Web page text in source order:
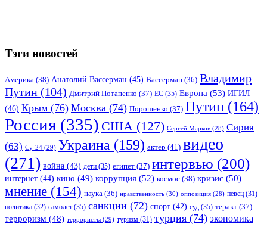
Тэги новостей
Америка (38) Анатолий Вассерман (45) Вассерман (36) Владимир
Путин (104) Дмитрий Потапенко (37) ЕС (35) Европа (53) ИГИЛ
(46) Крым (76) Москва (74) Порошенко (37) Путин (164)
Россия (335) США (127) Сергей Марков (28) Сирия
(63) Су-24 (29) Украина (159) актер (41) видео
(271) война (43) дети (35) египет (37) интервью (200)
интернет (44) кино (49) коррупция (52) космос (38) кризис (50)
мнение (154) наука (36) нравственность (30) оппозиция (28) певец (31)
политика (32) самолет (35) санкции (72) спорт (42) суд (35) теракт (37)
терроризм (48) террористы (29) туризм (31) турция (74) экономика